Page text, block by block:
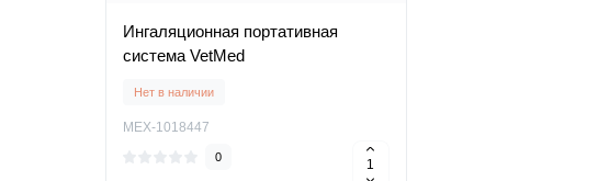
Ингаляционная портативная
система VetMed
Нет в наличии
MEX-1018447
0